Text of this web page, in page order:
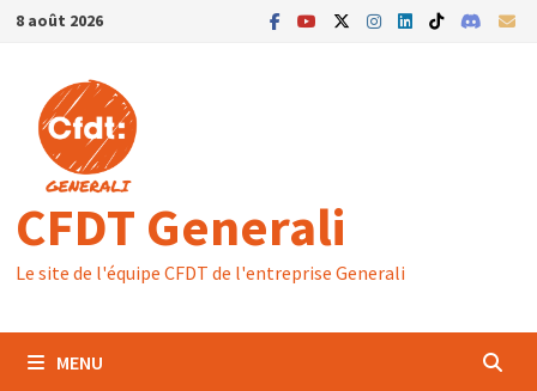
Passer
contenu
8 août 2026
CFDT Generali
Le site de l'équipe CFDT de l'entreprise Generali
MENU